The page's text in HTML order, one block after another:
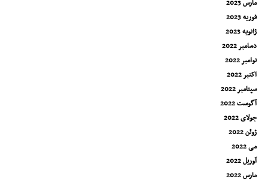
مارس 2023
فوریه 2023
ژانویه 2023
دسامبر 2022
نوامبر 2022
اکتبر 2022
سپتامبر 2022
آگوست 2022
جولای 2022
ژوئن 2022
می 2022
آوریل 2022
مارس 2022